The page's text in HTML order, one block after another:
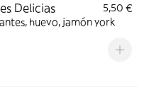
Delicias
5,50 €
huevo, jamón york